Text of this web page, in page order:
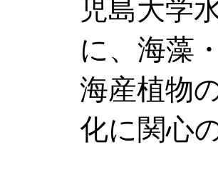
児島大学
に、海藻
海産植物
化に関心